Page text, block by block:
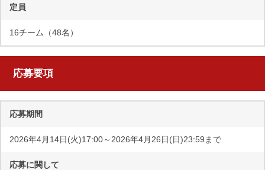
定員
16チーム（48名）
応募要項
応募期間
2026年4月14日(火)17:00～2026年4月26日(日)23:59まで
応募に関して